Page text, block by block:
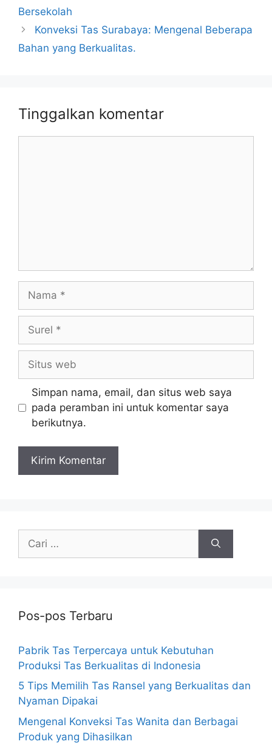
Bersekolah
Konveksi Tas Surabaya: Mengenal Beberapa
Bahan yang Berkualitas.
Tinggalkan komentar
Nama
Surel
Situs
web
Simpan nama, email, dan situs web saya
pada peramban ini untuk komentar saya
berikutnya.
untuk:
Pos-pos Terbaru
Pabrik Tas Terpercaya untuk Kebutuhan
Produksi Tas Berkualitas di Indonesia
5 Tips Memilih Tas Ransel yang Berkualitas dan
Nyaman Dipakai
Mengenal Konveksi Tas Wanita dan Berbagai
Produk yang Dihasilkan